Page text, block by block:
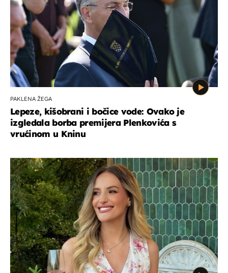
PAKLENA ŽEGA
Lepeze, kišobrani i bočice vode: Ovako je
izgledala borba premijera Plenkovića s
vrućinom u Kninu